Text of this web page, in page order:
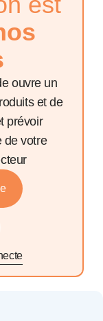
ouvre un
et de
prévoir
de votre